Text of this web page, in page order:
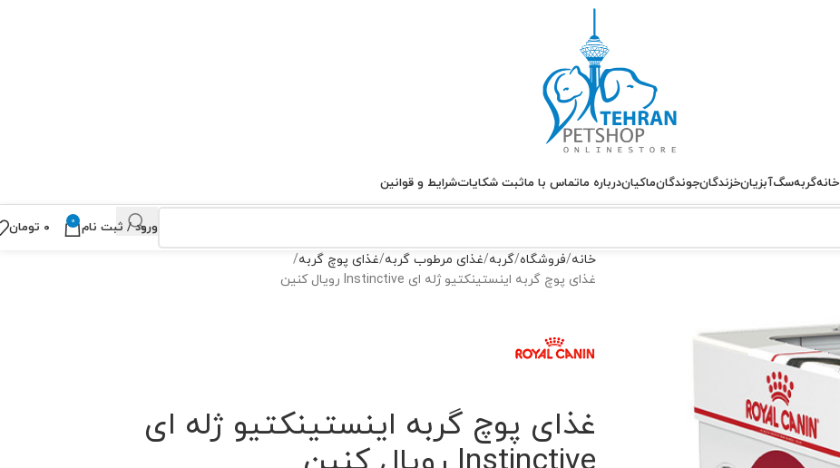
خانهگربهسگآبزیانخزندگانجوندگانماکیاندرباره ماتماس با ماثبت شکایاتشرایط و قوانین
ورود / ثبت نام 0 ۰ تومان
خانه فروشگاه گربه غذای مرطوب گربه غذای پوچ گربه
غذای پوچ گربه اینستینکتیو ژله ای Instinctive رویال کنین
غذای پوچ گربه اینستینکتیو ژله ای